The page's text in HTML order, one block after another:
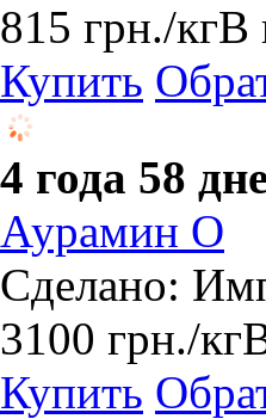
815 грн./кгВ
Купить
4 года 58
Аурамин О
Сделано:
3100 грн./кг
Купить